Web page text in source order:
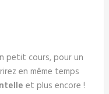
petit cours, pour un
en même temps
et plus encore !